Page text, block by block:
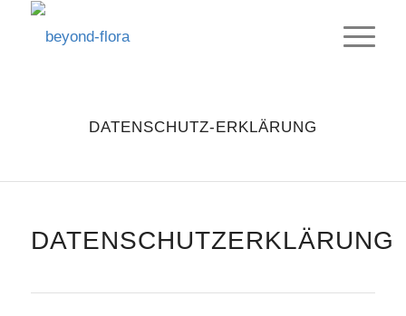
DATENSCHUTZ-ERKLÄRUNG
DATENSCHUTZERKLÄRUNG